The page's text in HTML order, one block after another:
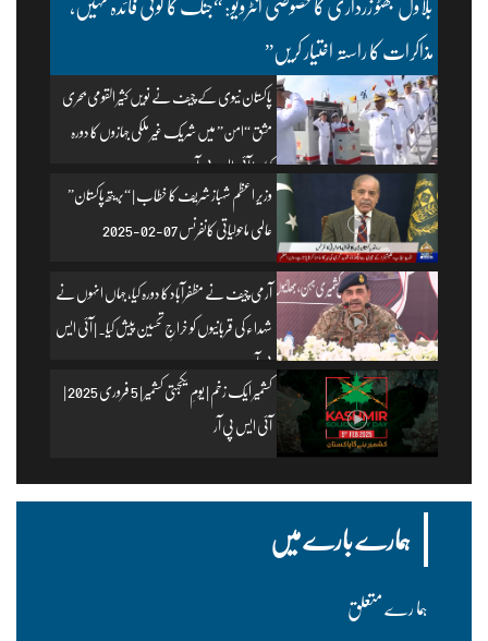
مذاکرات کا راستہ اختیار کریں”
پاکستان نیوی کے چیف نے نویں کثیر القومی بحری
مشق “امن” میں شریک غیر ملکی جہازوں کا دورہ
کیا۔ | آئی ایس پی آر
وزیرِ اعظم شہباز شریف کا خطاب | “بریتھ پاکستان”
عالمی ماحولیاتی کانفرنس 07-02-2025
آرمی چیف نے مظفرآباد کا دورہ کیا، جہاں انہوں نے
شہداء کی قربانیوں کو خراجِ تحسین پیش کیا۔ | آئی ایس
پی آر
کشمیر ایک زخم | یومِ یکجہتی کشمیر | 5 فروری 2025 |
آئی ایس پی آر
ہمارے بارے میں
ہما رے متعلق